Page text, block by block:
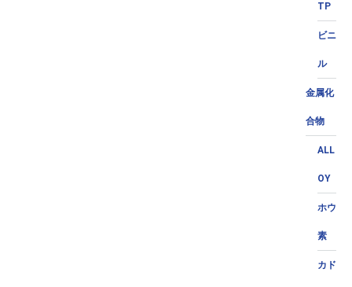
TP
ビニ
ル
金属化
合物
ALL
OY
ホウ
素
カド